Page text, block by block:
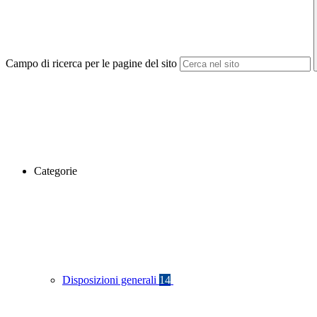
Campo di ricerca per le pagine del sito
Categorie
Disposizioni generali 14